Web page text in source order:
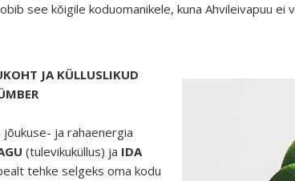
see kõigile koduomanikele, kuna Ahvileivapuu
JA KÜLLUSLIKUD
jõukuse- ja rahaenergia
(tulevikuküllus) ja IDA
tehke selgeks oma kodu